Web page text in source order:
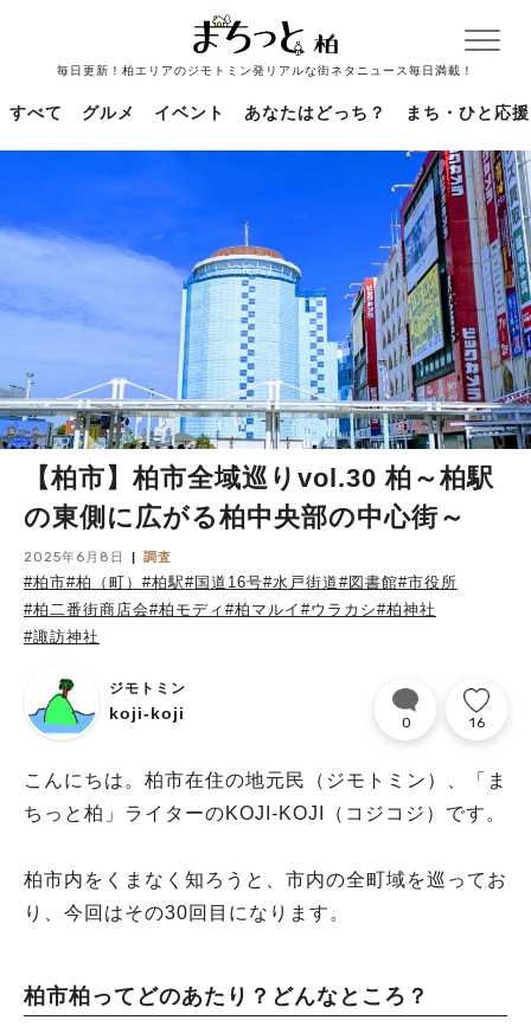
毎日更新！柏エリアのジモトミン発リアルな街ネタニュース毎日満載！
すべて グルメ イベント あなたはどっち？ まち・ひと応援
【柏市】柏市全域巡りvol.30 柏～柏駅
の東側に広がる柏中央部の中心街～
2025年6月8日 調査
#柏市#柏（町） #柏駅#国道16号#水戸街道#図書館#市役所
#柏二番街商店会#柏モディ #柏マルイ #ウラカシ#柏神社
#諏訪神社
ジモトミン
koji-koji 0 16
こんにちは。柏市在住の地元民（ジモトミン）、「ま
ちっと柏」ライターのKOJI-KOJI（コジコジ）です。
柏市内をくまなく知ろうと、市内の全町域を巡ってお
り、今回はその30回目になります。
柏市柏ってどのあたり？どんなところ？